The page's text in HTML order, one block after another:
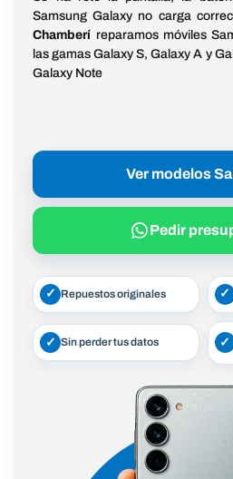
Samsung Galaxy no carga
Chamberí reparamos móviles
las gamas Galaxy S, Galaxy A y
Galaxy Note
Ver modelos
Pedir
✓ Repuestos originales ✓
✓ Sin perder tus datos ✓